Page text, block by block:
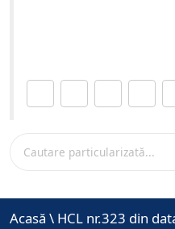
Acasă \ HCL nr.323 din